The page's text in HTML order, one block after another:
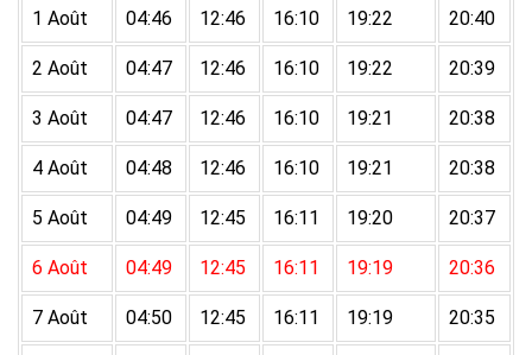
1 Août 04:46 12:46 16:10 19:22 20:40
2 Août 04:47 12:46 16:10 19:22 20:39
3 Août 04:47 12:46 16:10 19:21 20:38
4 Août 04:48 12:46 16:10 19:21 20:38
5 Août 04:49 12:45 16:11 19:20 20:37
6 Août 04:49 12:45 16:11 19:19 20:36
7 Août 04:50 12:45 16:11 19:19 20:35